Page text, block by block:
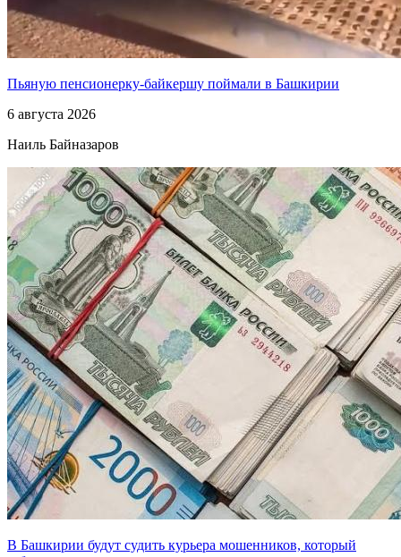
Пьяную пенсионерку-байкершу поймали в Башкирии
6 августа 2026
Наиль Байназаров
В Башкирии будут судить курьера мошенников, который